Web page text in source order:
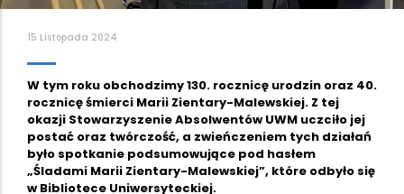
15 Listopada 2024
W tym roku obchodzimy 130. rocznicę urodzin oraz 40.
rocznicę śmierci Marii Zientary-Malewskiej. Z tej
okazji Stowarzyszenie Absolwentów UWM uczciło jej
postać oraz twórczość, a zwieńczeniem tych działań
było spotkanie podsumowujące pod hasłem
„Śladami Marii Zientary-Malewskiej”, które odbyło się
w Bibliotece Uniwersyteckiej.